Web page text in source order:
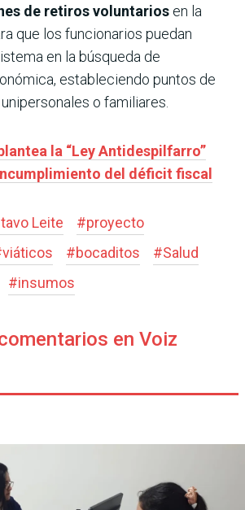
de retiros voluntarios en la
que los funcionarios puedan
en la búsqueda de
estableciendo puntos de
o familiares.
la “Ley Antidespilfarro”
del déficit fiscal
Leite #proyecto
viáticos #bocaditos #Salud
#insumos
en Voiz